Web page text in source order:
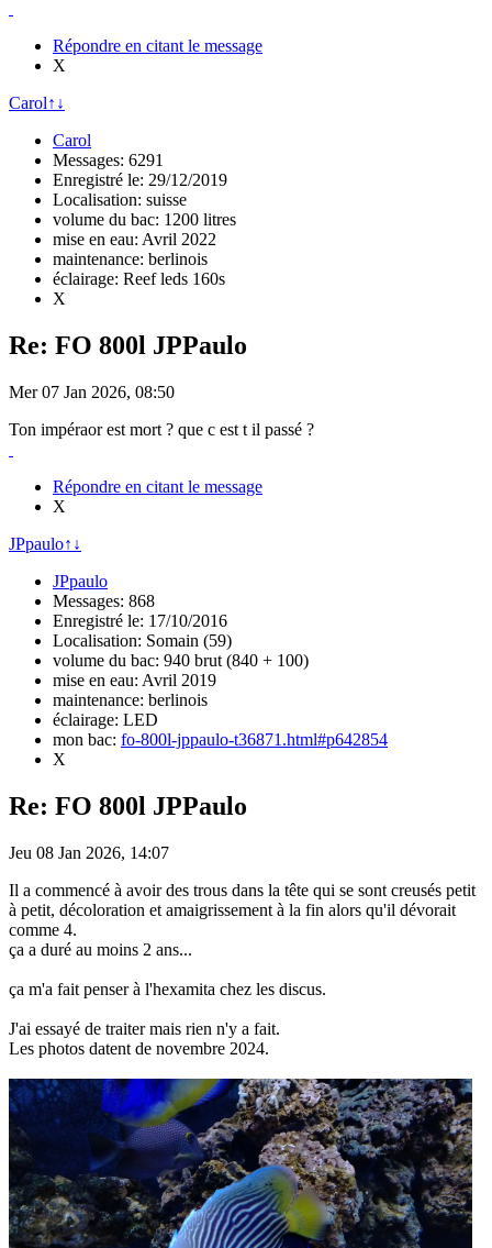
Répondre en citant le message
X
Carol↑ ↓
Carol
Messages: 6291
Enregistré le: 29/12/2019
Localisation: suisse
volume du bac: 1200 litres
mise en eau: Avril 2022
maintenance: berlinois
éclairage: Reef leds 160s
X
Re: FO 800l JPPaulo
Mer 07 Jan 2026, 08:50
Ton impéraor est mort ? que c est t il passé ?
Répondre en citant le message
X
JPpaulo↑ ↓
JPpaulo
Messages: 868
Enregistré le: 17/10/2016
Localisation: Somain (59)
volume du bac: 940 brut (840 + 100)
mise en eau: Avril 2019
maintenance: berlinois
éclairage: LED
mon bac: fo-800l-jppaulo-t36871.html#p642854
X
Re: FO 800l JPPaulo
Jeu 08 Jan 2026, 14:07
Il a commencé à avoir des trous dans la tête qui se sont creusés petit
à petit, décoloration et amaigrissement à la fin alors qu'il dévorait
comme 4.
ça a duré au moins 2 ans...
ça m'a fait penser à l'hexamita chez les discus.
J'ai essayé de traiter mais rien n'y a fait.
Les photos datent de novembre 2024.